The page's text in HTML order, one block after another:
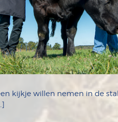
kijkje willen nemen in de